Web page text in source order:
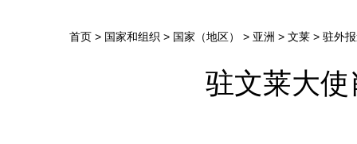
首页 > 国家和组织 > 国家（地区） > 亚洲 > 文莱 > 驻外
驻文莱大